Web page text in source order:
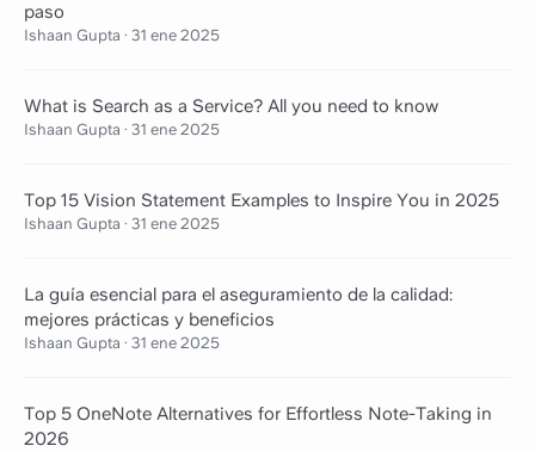
paso
Ishaan Gupta · 31 ene 2025
What is Search as a Service? All you need to know
Ishaan Gupta · 31 ene 2025
Top 15 Vision Statement Examples to Inspire You in 2025
Ishaan Gupta · 31 ene 2025
La guía esencial para el aseguramiento de la calidad:
mejores prácticas y beneficios
Ishaan Gupta · 31 ene 2025
Top 5 OneNote Alternatives for Effortless Note-Taking in
2026